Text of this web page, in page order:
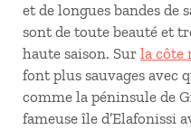
et de longues bandes de
sont de toute beauté et
haute saison. Sur la côte
font plus sauvages avec
comme la péninsule de
fameuse île d’Elafonissi